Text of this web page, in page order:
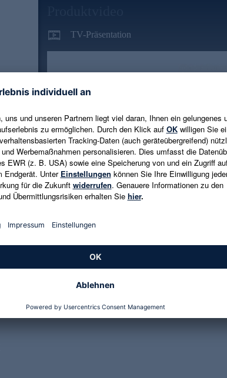
TV-Präsentation
Genannte Preise und Aktionen können abweichen